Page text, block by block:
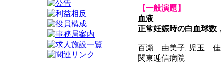
【一般演題】
血液
正常妊娠時の白血球数
百瀬 由美子, 児玉
関東逓信病院